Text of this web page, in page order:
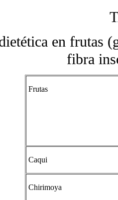
en frutas
fibra
Frutas
Caqui
Chirimoya